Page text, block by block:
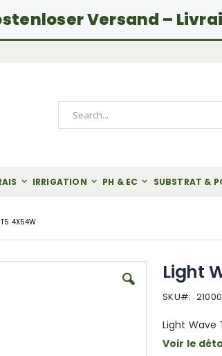
Versand –
Rechercher
IRRIGATION PH & EC SUBSTRAT &
T5 4X54W
Light
SKU
Light Wave
Voir le